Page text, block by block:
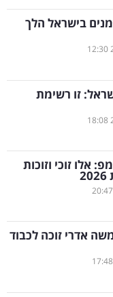
האמנים בישראל הלך
12:30
זו רשימת
18:08
אלו זוכי וזוכות
20:47
משה אדרי זוכה לכבוד
17:48